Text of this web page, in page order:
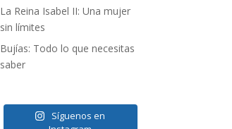
La Reina Isabel II: Una mujer
sin límites
Bujías: Todo lo que necesitas
saber
Síguenos en